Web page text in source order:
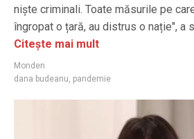
nişte criminali. Toate măsurile pe
îngropat o țară, au distrus o nație", a
Citește mai mult
Monden
dana budeanu, pandemie